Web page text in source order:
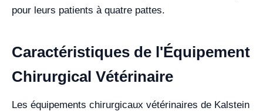
pour leurs patients à quatre pattes.
Caractéristiques de l'Équipement
Chirurgical Vétérinaire
Les équipements chirurgicaux vétérinaires de Kalstein